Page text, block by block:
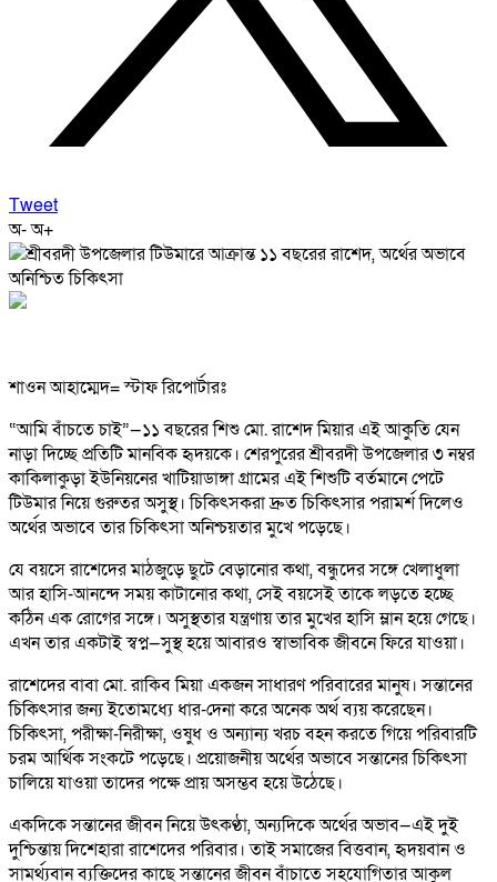
Tweet
অ-অ+
শাওন আহাম্মেদ= স্টাফ রিপোর্টারঃ
“আমি বাঁচতে চাই”—১১ বছরের শিশু মো. রাশেদ মিয়ার এই আকুতি যেন
নাড়া দিচ্ছে প্রতিটি মানবিক হৃদয়কে। শেরপুরের শ্রীবরদী উপজেলার ৩ নম্বর
কাকিলাকুড়া ইউনিয়নের খাটিয়াডাঙ্গা গ্রামের এই শিশুটি বর্তমানে পেটে
টিউমার নিয়ে গুরুতর অসুস্থ। চিকিৎসকরা দ্রুত চিকিৎসার পরামর্শ দিলেও
অর্থের অভাবে তার চিকিৎসা অনিশ্চয়তার মুখে পড়েছে।
যে বয়সে রাশেদের মাঠজুড়ে ছুটে বেড়ানোর কথা, বন্ধুদের সঙ্গে খেলাধুলা
আর হাসি-আনন্দে সময় কাটানোর কথা, সেই বয়সেই তাকে লড়তে হচ্ছে
কঠিন এক রোগের সঙ্গে। অসুস্থতার যন্ত্রণায় তার মুখের হাসি ম্লান হয়ে গেছে।
এখন তার একটাই স্বপ্ন—সুস্থ হয়ে আবারও স্বাভাবিক জীবনে ফিরে যাওয়া।
রাশেদের বাবা মো. রাকিব মিয়া একজন সাধারণ পরিবারের মানুষ। সন্তানের
চিকিৎসার জন্য ইতোমধ্যে ধার-দেনা করে অনেক অর্থ ব্যয় করেছেন।
চিকিৎসা, পরীক্ষা-নিরীক্ষা, ওষুধ ও অন্যান্য খরচ বহন করতে গিয়ে পরিবারটি
চরম আর্থিক সংকটে পড়েছে। প্রয়োজনীয় অর্থের অভাবে সন্তানের চিকিৎসা
চালিয়ে যাওয়া তাদের পক্ষে প্রায় অসম্ভব হয়ে উঠেছে।
একদিকে সন্তানের জীবন নিয়ে উৎকণ্ঠা, অন্যদিকে অর্থের অভাব—এই দুই
দুশ্চিন্তায় দিশেহারা রাশেদের পরিবার। তাই সমাজের বিত্তবান, হৃদয়বান ও
সামর্থ্যবান ব্যক্তিদের কাছে সন্তানের জীবন বাঁচাতে সহযোগিতার আকুল